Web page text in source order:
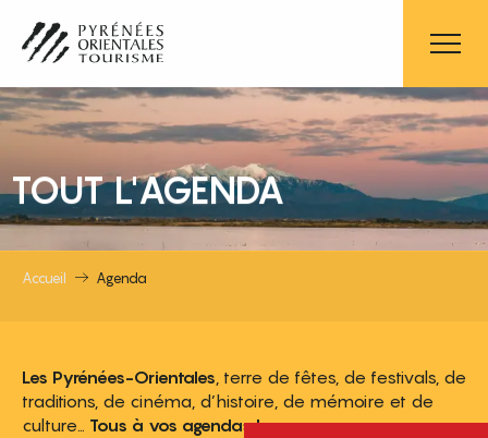
contenu
principal
TOUT L'AGENDA
Accueil Agenda
Les Pyrénées-Orientales , terre de fêtes, de festivals, de
traditions, de cinéma, d’histoire, de mémoire et de
culture… Tous à vos agendas !